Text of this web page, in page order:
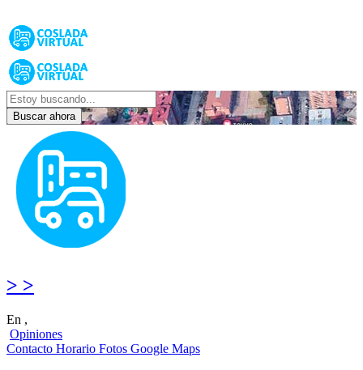
Buscar ahora
> >
En ,
Opiniones
Contacto Horario Fotos Google Maps